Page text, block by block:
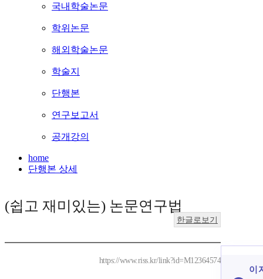
국내학술논문
학위논문
해외학술논문
학술지
단행본
연구보고서
공개강의
home
단행본 상세
(쉽고 재미있는) 논문연구법
한글로보기
https://www.riss.kr/link?id=M12364574
이